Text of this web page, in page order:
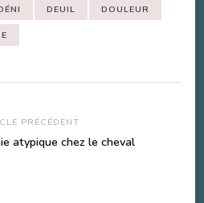
DEUIL DOULEUR
PRÉCÉDENT
atypique chez le cheval